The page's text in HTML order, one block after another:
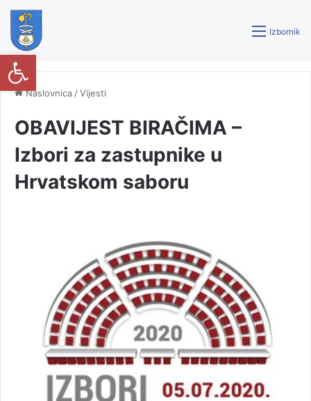
Izbornik
Naslovnica /Vijesti
OBAVIJEST BIRAČIMA –
Izbori za zastupnike u
Hrvatskom saboru
Open toolbar